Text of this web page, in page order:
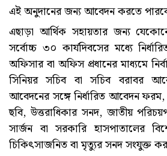
এই অনুদানের জন্য আবেদন করতে
এছাড়া আর্থিক সহায়তার জন্য
সর্বোচ্চ ৩০ কার্যদিবসের মধ্যে
অফিসার বা অফিস প্রধানের মাধ্যমে
সিনিয়র সচিব বা সচিব বরাবর
আবেদনের সঙ্গে নির্ধারিত আবেদন
ছবি, উত্তরাধিকার সনদ, জাতীয়
সার্জন বা সরকারি হাসপাতালের
চিকিৎসাজনিত বা মৃত্যুর সনদ সংযুক্ত